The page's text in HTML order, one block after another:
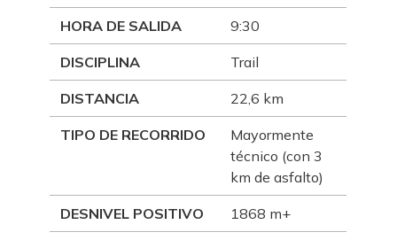
HORA DE SALIDA 9:30
DISCIPLINA Trail
DISTANCIA 22,6 km
TIPO DE RECORRIDO
Mayormente
técnico (con 3
km de asfalto)
DESNIVEL POSITIVO 1868 m+